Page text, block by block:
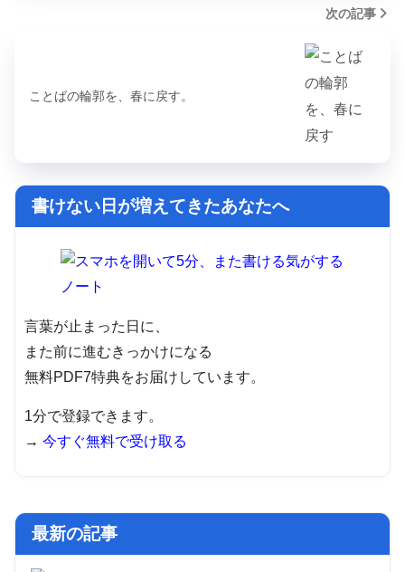
次の記事
ことばの輪郭を、春に戻す。
書けない日が増えてきたあなたへ
言葉が止まった日に、
また前に進むきっかけになる
無料PDF7特典をお届けしています。
1分で登録できます。
→ 今すぐ無料で受け取る
最新の記事